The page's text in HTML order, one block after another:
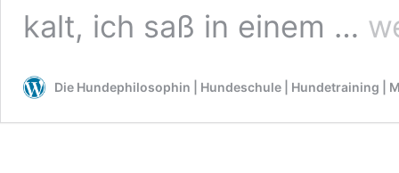
kalt, ich saß in einem …
warte
auf
Die Hundephilosophin | Hundeschule | Hundetraining |